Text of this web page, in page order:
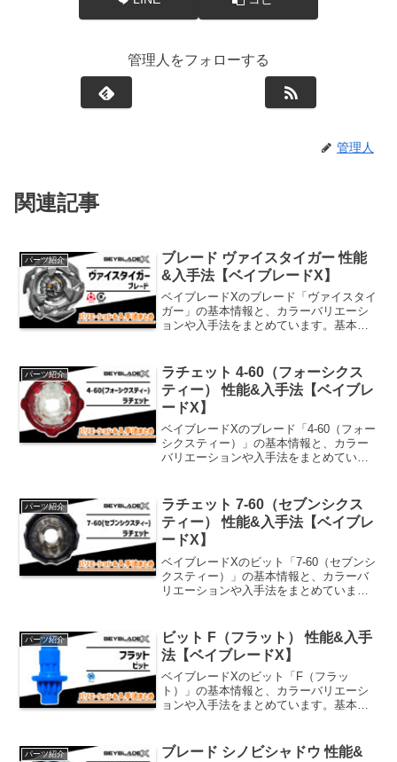
管理人をフォローする
管理人
関連記事
パーツ紹介
ブレード ヴァイスタイガー 性能
&入手法【ベイブレードX】
ベイブレードXのブレード「ヴァイスタイ
ガー」の基本情報と、カラーバリエーシ
ョンや入手法をまとめています。基本情
つブレード。攻撃45防御30持久25パーツ
重量35.0g...
パーツ紹介
ラチェット 4-60（フォーシクス
ティー） 性能&入手法【ベイブレ
ードX】
ベイブレードXのブレード「4-60（フォー
シクスティー）」の基本情報と、カラー
バリエーションや入手法をまとめていま
用。攻撃11防御13持久6高さ60パーツ重
量6....
パーツ紹介
ラチェット 7-60（セブンシクス
ティー） 性能&入手法【ベイブレ
ードX】
ベイブレードXのビット「7-60（セブンシ
クスティー）」の基本情報と、カラーバ
リエーションや入手法をまとめていま
枚刃を採用。攻撃8防御14持久8高さ60パ
ーツ重量...
パーツ紹介
ビット F（フラット） 性能&入手
法【ベイブレードX】
ベイブレードXのビット「F（フラッ
ト）」の基本情報と、カラーバリエーシ
ョンや入手法をまとめています。基本情
さを高める。攻撃40防御15持久10ダッシ
パーツ紹介
ブレード シノビシャドウ 性能&